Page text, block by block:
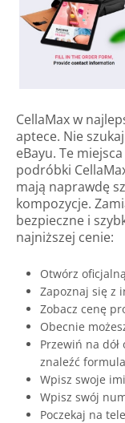
CellaMax w
aptece. Nie
eBayu. Te
podróbki
mają naprawdę
kompozycje.
bezpieczne i
najniższej cenie:
Otwórz
Zapoznaj się z
Zobacz cenę
Obecnie
Przewiń na
znaleźć
Wpisz swoje
Wpisz swój
Poczekaj na